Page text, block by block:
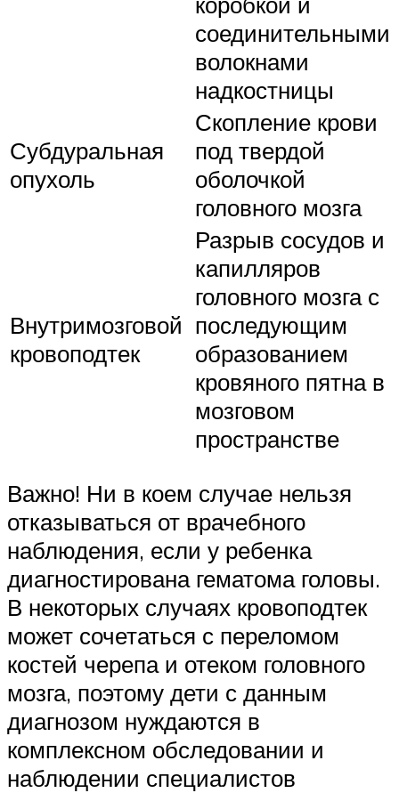
соединительными
волокнами
надкостницы
Субдуральная
опухоль
Скопление крови
под твердой
оболочкой
головного мозга
Внутримозговой
кровоподтек
Разрыв сосудов и
капилляров
головного мозга с
последующим
образованием
кровяного пятна в
мозговом
пространстве
Важно! Ни в коем случае нельзя
отказываться от врачебного
наблюдения, если у ребенка
диагностирована гематома головы.
В некоторых случаях кровоподтек
может сочетаться с переломом
костей черепа и отеком головного
мозга, поэтому дети с данным
диагнозом нуждаются в
комплексном обследовании и
наблюдении специалистов